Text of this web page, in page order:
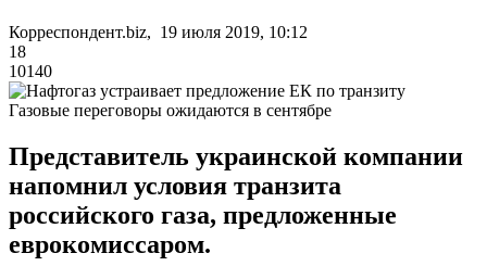
Корреспондент.biz, 19 июля 2019, 10:12
18
10140
Газовые переговоры ожидаются в сентябре
Представитель украинской компании
напомнил условия транзита
российского газа, предложенные
еврокомиссаром.